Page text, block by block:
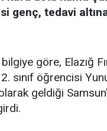
genç, tedavi
göre, Elazığ
sınıf öğrencisi
geldiği